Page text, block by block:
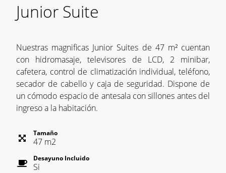
Junior Suite
Nuestras magnificas Junior Suites de 47 m² cuentan
con hidromasaje, televisores de LCD, 2 minibar,
cafetera, control de climatización individual, teléfono,
secador de cabello y caja de seguridad. Dispone de
un cómodo espacio de antesala con sillones antes del
ingreso a la habitación.
Tamaño
47 m2
Desayuno Incluido
Si